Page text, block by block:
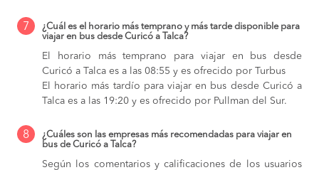
7
¿Cuál es el horario más temprano y más tarde disponible para
viajar en bus desde Curicó a Talca?
El horario más temprano para viajar en bus desde
Curicó a Talca es a las 08:55 y es ofrecido por Turbus
El horario más tardío para viajar en bus desde Curicó a
Talca es a las 19:20 y es ofrecido por Pullman del Sur.
8
¿Cuáles son las empresas más recomendadas para viajar en
bus de Curicó a Talca?
Según los comentarios y calificaciones de los usuarios